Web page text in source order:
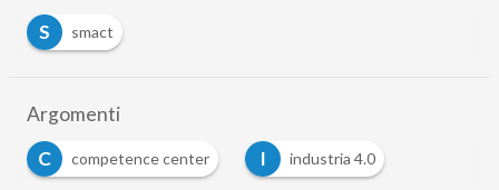
S
smact
Argomenti
C
competence center I
industria 4.0